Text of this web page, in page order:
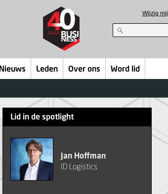
Wijzig
Nieuws Leden Over ons Word lid
Lid in de spotlight
Jan Hoffman
ID Logistics